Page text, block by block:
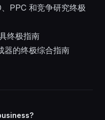
PPC 和竞争研究终极
终极指南
的终极综合指南